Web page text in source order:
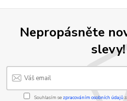
Nepropásněte
slevy!
Souhlasím se zpracováním osobních údajů